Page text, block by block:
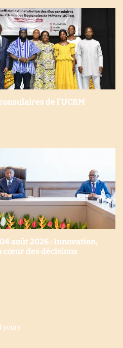
de l’UCRM
août 2026 : Innovation,
cœur des décisions
yours